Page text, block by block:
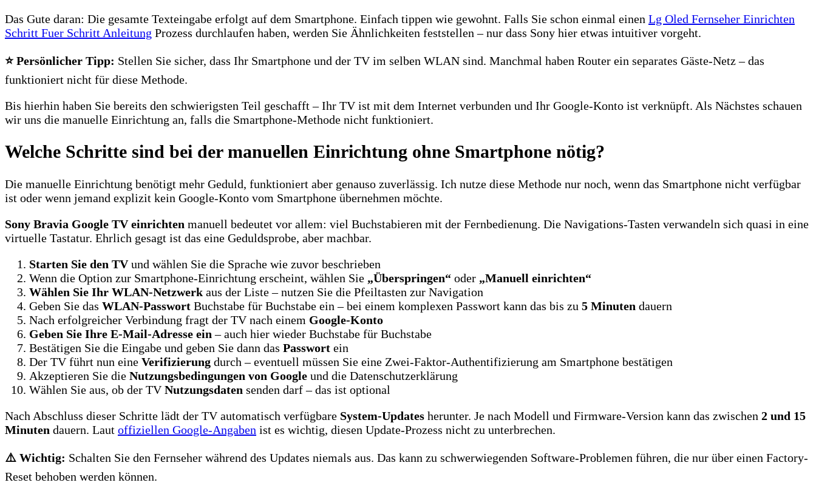
Das Gute daran: Die gesamte Texteingabe erfolgt auf dem Smartphone. Einfach tippen wie gewohnt. Falls Sie schon einmal einen Lg Oled Fernseher Einrichten
Schritt Fuer Schritt Anleitung Prozess durchlaufen haben, werden Sie Ähnlichkeiten feststellen – nur dass Sony hier etwas intuitiver vorgeht.
⭐ Persönlicher Tipp: Stellen Sie sicher, dass Ihr Smartphone und der TV im selben WLAN sind. Manchmal haben Router ein separates Gäste-Netz – das
funktioniert nicht für diese Methode.
Bis hierhin haben Sie bereits den schwierigsten Teil geschafft – Ihr TV ist mit dem Internet verbunden und Ihr Google-Konto ist verknüpft. Als Nächstes schauen
wir uns die manuelle Einrichtung an, falls die Smartphone-Methode nicht funktioniert.
Welche Schritte sind bei der manuellen Einrichtung ohne Smartphone nötig?
Die manuelle Einrichtung benötigt mehr Geduld, funktioniert aber genauso zuverlässig. Ich nutze diese Methode nur noch, wenn das Smartphone nicht verfügbar
ist oder wenn jemand explizit kein Google-Konto vom Smartphone übernehmen möchte.
Sony Bravia Google TV einrichten manuell bedeutet vor allem: viel Buchstabieren mit der Fernbedienung. Die Navigations-Tasten verwandeln sich quasi in eine
virtuelle Tastatur. Ehrlich gesagt ist das eine Geduldsprobe, aber machbar.
Starten Sie den TVund wählen Sie die Sprache wie zuvor beschrieben
Wenn die Option zur Smartphone-Einrichtung erscheint, wählen Sie „Überspringen“ oder „Manuell einrichten“
Wählen Sie Ihr WLAN-Netzwerk aus der Liste – nutzen Sie die Pfeiltasten zur Navigation
Geben Sie das WLAN-Passwort Buchstabe für Buchstabe ein – bei einem komplexen Passwort kann das bis zu 5 Minuten dauern
Nach erfolgreicher Verbindung fragt der TV nach einem Google-Konto
Geben Sie Ihre E-Mail-Adresse ein – auch hier wieder Buchstabe für Buchstabe
Bestätigen Sie die Eingabe und geben Sie dann das Passwort ein
Der TV führt nun eine Verifizierung durch – eventuell müssen Sie eine Zwei-Faktor-Authentifizierung am Smartphone bestätigen
Akzeptieren Sie die Nutzungsbedingungen von Google und die Datenschutzerklärung
Wählen Sie aus, ob der TVNutzungsdaten senden darf – das ist optional
Nach Abschluss dieser Schritte lädt der TV automatisch verfügbare System-Updates herunter. Je nach Modell und Firmware-Version kann das zwischen 2 und 15
Minuten dauern. Laut offiziellen Google-Angaben ist es wichtig, diesen Update-Prozess nicht zu unterbrechen.
⚠️ Wichtig: Schalten Sie den Fernseher während des Updates niemals aus. Das kann zu schwerwiegenden Software-Problemen führen, die nur über einen Factory-
Reset behoben werden können.